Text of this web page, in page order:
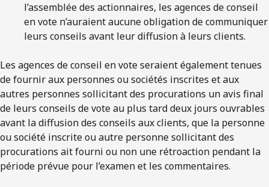
l’assemblée des actionnaires, les agences de conseil
en vote n’auraient aucune obligation de communiquer
leurs conseils avant leur diffusion à leurs clients.
Les agences de conseil en vote seraient également tenues
de fournir aux personnes ou sociétés inscrites et aux
autres personnes sollicitant des procurations un avis final
de leurs conseils de vote au plus tard deux jours ouvrables
avant la diffusion des conseils aux clients, que la personne
ou société inscrite ou autre personne sollicitant des
procurations ait fourni ou non une rétroaction pendant la
période prévue pour l’examen et les commentaires.